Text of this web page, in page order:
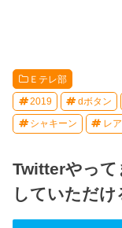
Ｅテレ部
2019 dボタン
シャキーン レア
Twitterやって
していただ